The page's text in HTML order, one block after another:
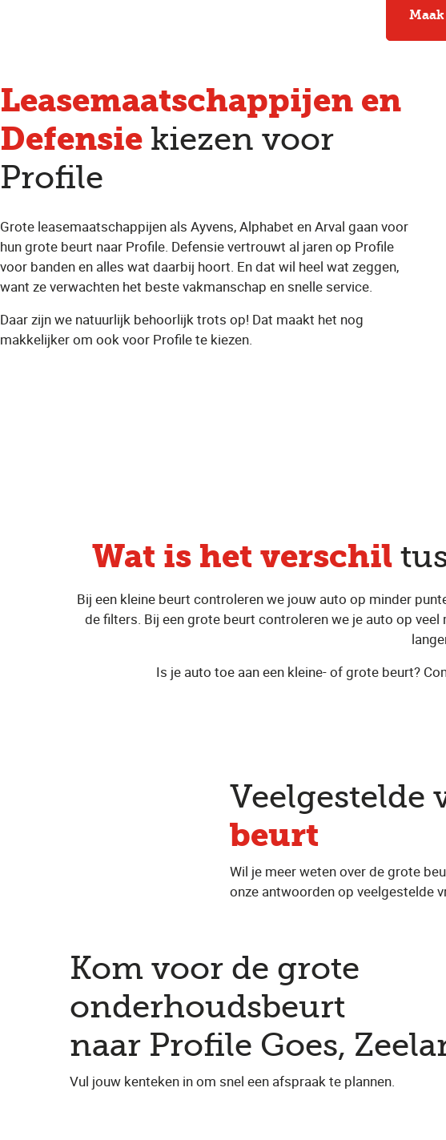
Leasemaatschappijen en
Defensie kiezen voor
Profile
Grote leasemaatschappijen als Ayvens, Alphabet en Arval gaan voor
hun grote beurt naar Profile. Defensie vertrouwt al jaren op Profile
voor banden en alles wat daarbij hoort. En dat wil heel wat zeggen,
want ze verwachten het beste vakmanschap en snelle service.
Daar zijn we natuurlijk behoorlijk trots op! Dat maakt het nog
makkelijker om ook voor Profile te kiezen.
Wat is het verschil
Bij een kleine beurt controleren we jouw auto op minder
de filters. Bij een grote beurt controleren we je auto op
Is je auto toe aan een kleine- of grote beurt?
Veelgestelde
beurt
Wil je meer weten over de grote
onze antwoorden op veelgestelde
Kom voor de grote
onderhoudsbeurt
naar Profile Goes,
Vul jouw kenteken in om snel een afspraak te plannen.